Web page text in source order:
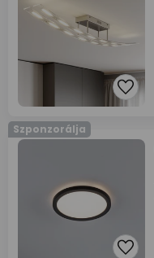
Szponzorálja